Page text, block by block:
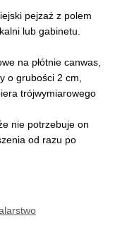
pejzaż z polem
lub gabinetu.
na płótnie canwas,
o grubości 2 cm,
trójwymiarowego
nie potrzebuje on
od razu po